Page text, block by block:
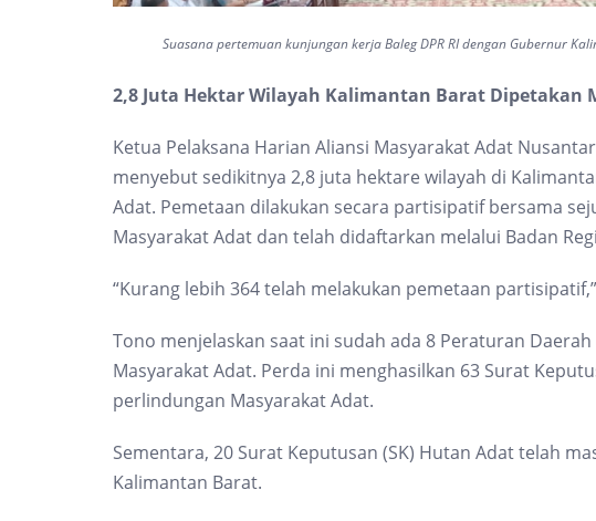
Suasana pertemuan kunjungan kerja Baleg DPR RI dengan Gubernur
2,8 Juta Hektar Wilayah Kalimantan Barat Dipetakan
Ketua Pelaksana Harian Aliansi Masyarakat Adat
menyebut sedikitnya 2,8 juta hektare wilayah di
Adat. Pemetaan dilakukan secara partisipatif bersama
Masyarakat Adat dan telah didaftarkan melalui Badan
“Kurang lebih 364 telah melakukan pemetaan
Tono menjelaskan saat ini sudah ada 8 Peraturan
Masyarakat Adat. Perda ini menghasilkan 63 Surat
perlindungan Masyarakat Adat.
Sementara, 20 Surat Keputusan (SK) Hutan Adat telah
Kalimantan Barat.